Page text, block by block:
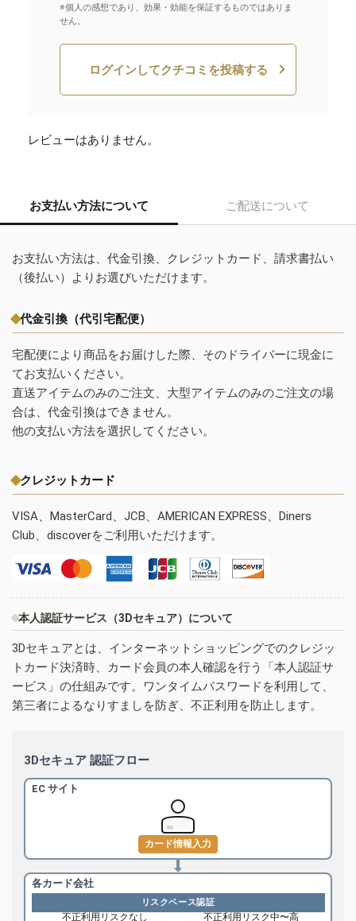
※個人の感想であり、効果・効能を保証するものではありま
せん。
ログインしてクチコミを投稿する
レビューはありません。
お支払い方法について ご配送について
お支払い方法は、代金引換、クレジットカード、請求書払い
（後払い）よりお選びいただけます。
代金引換（代引宅配便）
宅配便により商品をお届けした際、そのドライバーに現金に
てお支払いください。
直送アイテムのみのご注文、大型アイテムのみのご注文の場
合は、代金引換はできません。
他の支払い方法を選択してください。
クレジットカード
VISA、MasterCard、JCB、AMERICAN EXPRESS、Diners
Club、discoverをご利用いただけます。
本人認証サービス（3Dセキュア）について
3Dセキュアとは、インターネットショッピングでのクレジッ
トカード決済時、カード会員の本人確認を行う「本人認証サ
ービス」の仕組みです。ワンタイムパスワードを利用して、
第三者によるなりすましを防ぎ、不正利用を防止します。
3Dセキュア 認証フロー
EC サイト
カード情報入力
各カード会社
リスクベース認証
不正利用リスクなし 不正利用リスク中〜高